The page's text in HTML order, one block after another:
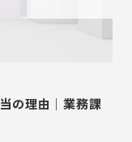
の理由｜業務課